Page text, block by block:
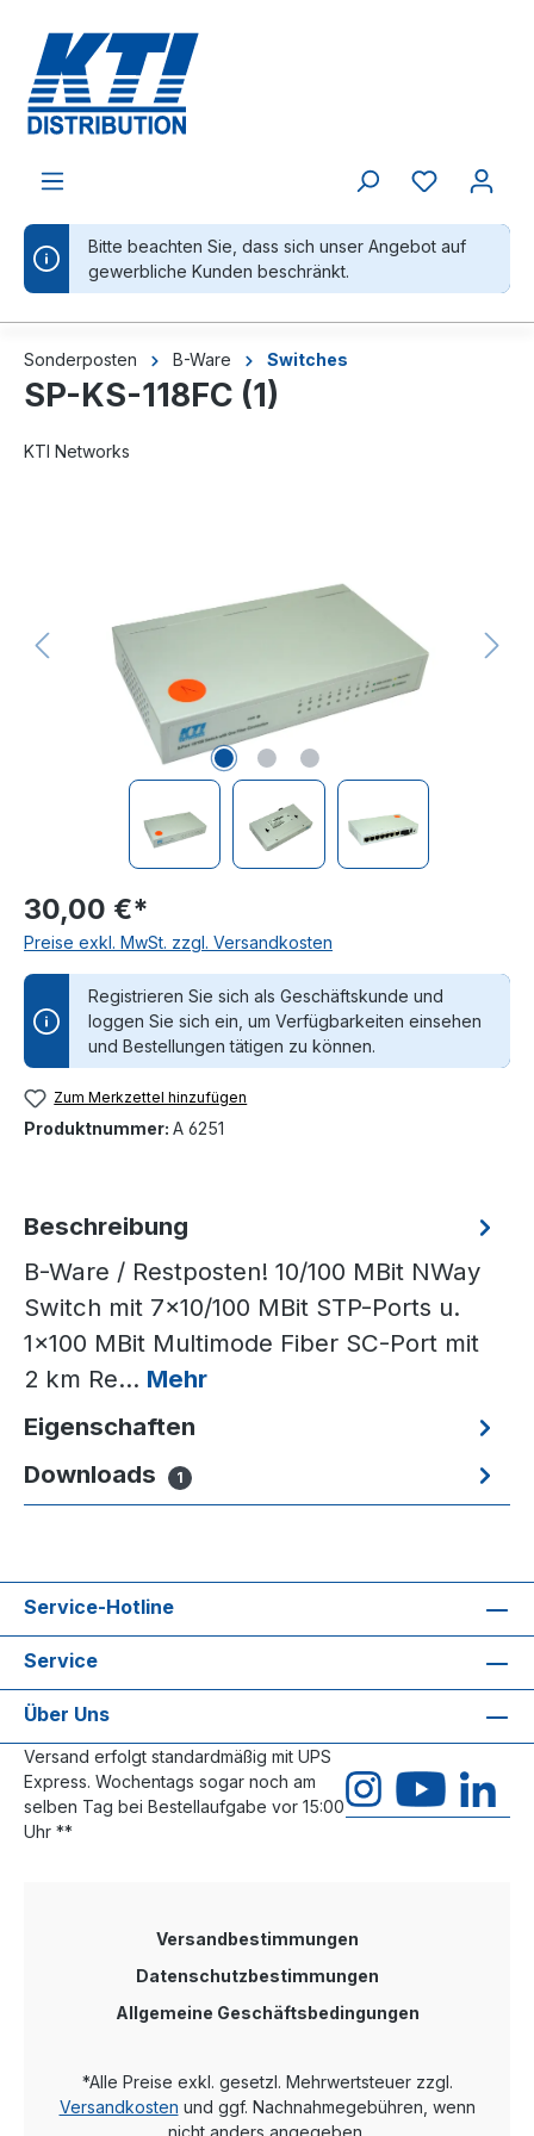
Bitte beachten Sie, dass sich unser Angebot auf
gewerbliche Kunden beschränkt.
Sonderposten B-Ware Switches
SP-KS-118FC (1)
KTI Networks
30,00 €*
Preise exkl. MwSt. zzgl. Versandkosten
Registrieren Sie sich als Geschäftskunde und
loggen Sie sich ein, um Verfügbarkeiten einsehen
und Bestellungen tätigen zu können.
Zum Merkzettel hinzufügen
Produktnummer: A 6251
Beschreibung
B-Ware / Restposten! 10/100 MBit NWay
Switch mit 7x10/100 MBit STP-Ports u.
1x100 MBit Multimode Fiber SC-Port mit
2 km Re… Mehr
Eigenschaften
Downloads
1
Service-Hotline
Service
Über Uns
Versand erfolgt standardmäßig mit UPS
Express. Wochentags sogar noch am
selben Tag bei Bestellaufgabe vor 15:00
Uhr **
Versandbestimmungen
Datenschutzbestimmungen
Allgemeine Geschäftsbedingungen
*Alle Preise exkl. gesetzl. Mehrwertsteuer zzgl.
Versandkosten und ggf. Nachnahmegebühren, wenn